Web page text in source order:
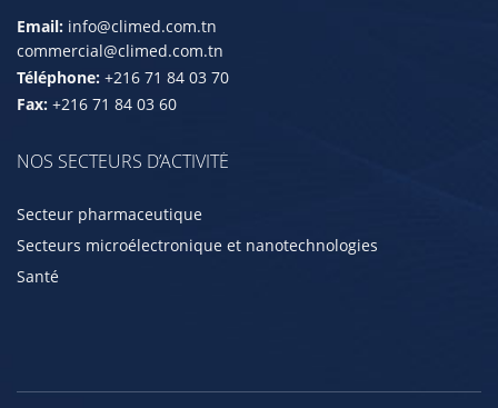
Email: info@climed.com.tn
commercial@climed.com.tn
Téléphone: +216 71 84 03 70
Fax: +216 71 84 03 60
NOS SECTEURS D’ACTIVITÉ
Secteur pharmaceutique
Secteurs microélectronique et nanotechnologies
Santé